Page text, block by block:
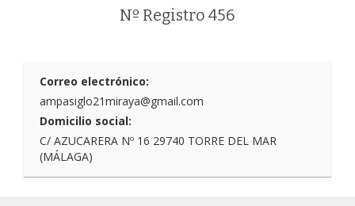
Nº Registro 456
Correo electrónico:
ampasiglo21miraya@gmail.com
Domicilio social:
C/ AZUCARERA Nº 16 29740 TORRE DEL MAR
(MÁLAGA)